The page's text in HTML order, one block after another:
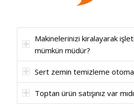
Makinelerinizi kiralayarak
mümkün müdür?
Sert zemin temizleme
Toptan ürün satışınız var